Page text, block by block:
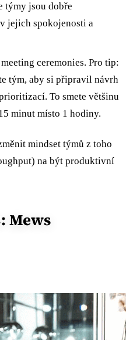
týmy jsou dobře
jejich spokojenosti a
ceremonies. Pro tip:
tým, aby si připravil návrh
To smete většinu
minut místo 1 hodiny.
mindset týmů z toho
na být produktivní
Mews